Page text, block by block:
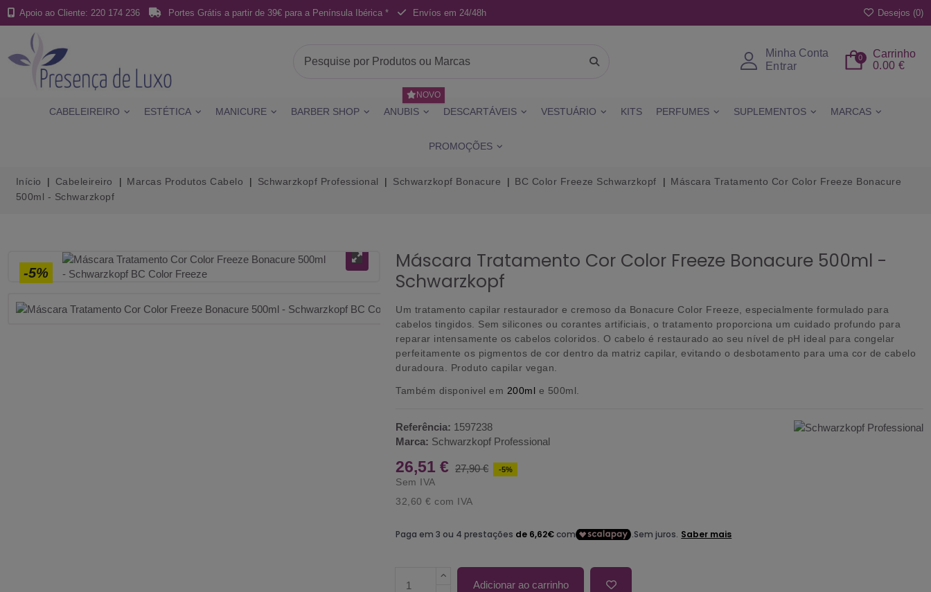
Apoio ao Cliente: 220 174 236 Portes Grátis a partir de 39€ para a Península Ibérica * Envíos em 24/48h Desejos (0)
Minha Conta
Entrar
Carrinho
0
0.00 €
CABELEIREIRO ESTÉTICA MANICURE BARBER SHOP ANUBIS
NOVO
DESCARTÁVEIS VESTUÁRIO KITS PERFUMES SUPLEMENTOS MARCAS
PROMOÇÕES
Início Cabeleireiro Marcas Produtos Cabelo Schwarzkopf Professional Schwarzkopf Bonacure BC Color Freeze Schwarzkopf
Máscara Tratamento Cor Color Freeze Bonacure
500ml - Schwarzkopf
-5%
Máscara Tratamento Cor Color Freeze Bonacure 500ml -
Schwarzkopf
Um tratamento capilar restaurador e cremoso da Bonacure Color Freeze, especialmente formulado para
cabelos tingidos. Sem silicones ou corantes artificiais, o tratamento proporciona um cuidado profundo para
reparar intensamente os cabelos coloridos. O cabelo é restaurado ao seu nível de pH ideal para congelar
perfeitamente os pigmentos de cor dentro da matriz capilar, evitando o desbotamento para uma cor de cabelo
duradoura. Produto capilar vegan.
Também disponivel em 200ml e 500ml
Referência: 1597238
Marca: Schwarzkopf Professional
26,51 € 27,90 € -5%
Sem IVA
32,60 € com IVA
Adicionar ao carrinho